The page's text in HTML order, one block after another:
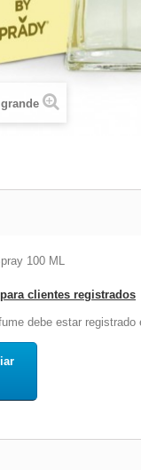
100 ML
clientes registrados
debe estar